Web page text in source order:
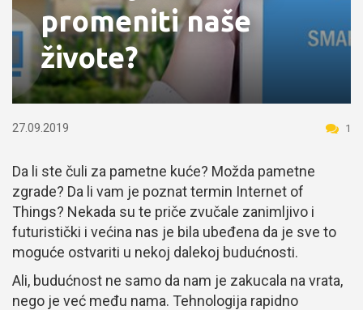
promeniti naše
živote?
27.09.2019 1
Da li ste čuli za pametne kuće? Možda pametne
zgrade? Da li vam je poznat termin Internet of
Things? Nekada su te priče zvučale zanimljivo i
futuristički i većina nas je bila ubeđena da je sve to
moguće ostvariti u nekoj dalekoj budućnosti.
Ali, budućnost ne samo da nam je zakucala na vrata,
nego je već među nama. Tehnologija rapidno